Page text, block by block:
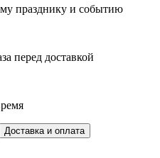
празднику и событию
перед доставкой
Доставка и оплата